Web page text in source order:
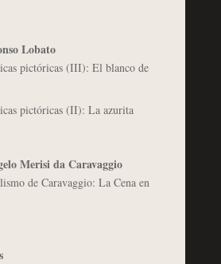
Lobato
pictóricas (III): El blanco de
pictóricas (II): La azurita
Merisi da Caravaggio
de Caravaggio: La Cena en